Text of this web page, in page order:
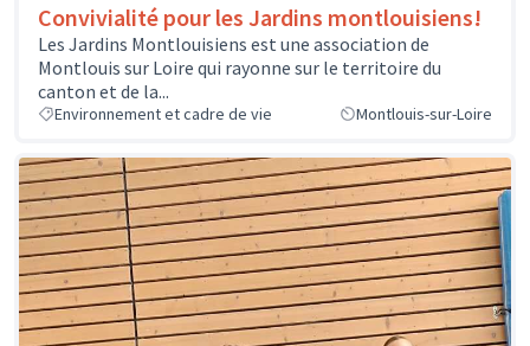
Convivialité pour les Jardins montlouisiens!
Les Jardins Montlouisiens est une association de
Montlouis sur Loire qui rayonne sur le territoire du
canton et de la...
Environnement et cadre de vie Montlouis-sur-Loire